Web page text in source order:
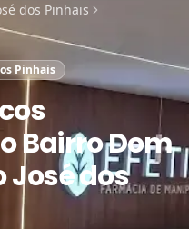
dos Pinhais
Pinhais
Bairro Dom
José dos